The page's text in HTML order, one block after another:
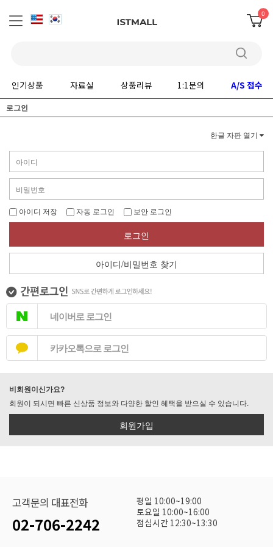
0
인기상품 자료실 상품리뷰 1:1문의 A/S 접수
로그인
한글 자판 열기
아이디 저장 자동 로그인 보안 로그인
로그인
아이디/비밀번호 찾기
네이버로 로그인
카카오톡으로 로그인
비회원이신가요?
회원이 되시면 빠른 신상품 정보와 다양한 할인 혜택을 받으실 수 있습니다.
회원가입
고객문의 대표전화
02-706-2242
평일 10:00~19:00
토요일 10:00~16:00
점심시간 12:30~13:30